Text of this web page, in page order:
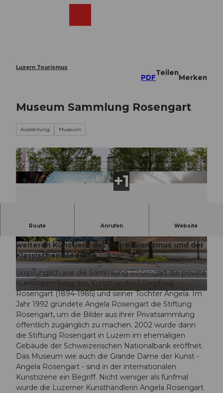
Luzern Tourismus
PDF
Teilen
Merken
Museum Sammlung Rosengart
Ausstellung Museum
© Luzern Tourismus, Laila Bosco | CC-BY-NC-ND
Podcast Folge: Die Luzerner Kunstwelt
© Schweiz Tourismus, Ivo Scholz |
CC-BY-NC-ND
Route Anrufen Website
Entdecken Sie im Museum Sammlung Rosengart
die Werke von Pablo Picasso, Paul Klee und
weiteren Künstlern des Impressionismus und der
Klassischen Moderne.
Ursprünglich war die Sammlung Rosengart die private
Kunstsammlung des Kunsthändlers Siegfried
Rosengart (1894-1985) und seiner Tochter Angela. Im
Jahr 1992 gründete Angela Rosengart die Stiftung
Rosengart, um die Bilder aus ihrer Privatsammlung
öffentlich zugänglich zu machen. 2002 wurde dann
die Stiftung Rosengart in Luzern im ehemaligen
Gebäude der Schweizerischen Nationalbank eröffnet.
Das Museum wie auch die Grande Dame der Kunst -
Angela Rosengart - sind in der internationalen
Kunstszene ein Begriff. Nicht weniger als fünfmal
wurde die Luzerner Kunsthändlerin Angela Rosengart